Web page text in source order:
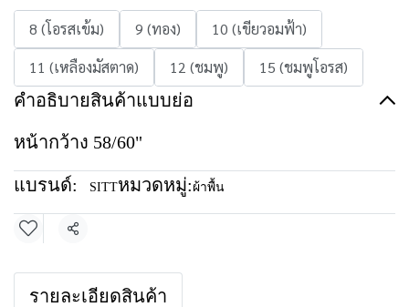
8 (โอรสเข้ม) 9 (ทอง)
10 (เขียวอมฟ้า)
11 (เหลืองมัสตาด)
12 (ชมพู) 15 (ชมพูโอรส)
คำอธิบายสินค้าแบบย่อ
หน้ากว้าง 58/60"
แบรนด์: SITTหมวดหมู่: ผ้าพื้น
แชร์
รายละเอียดสินค้า